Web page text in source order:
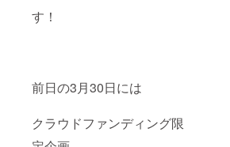
す！
前日の3月30日には
クラウドファンディング限